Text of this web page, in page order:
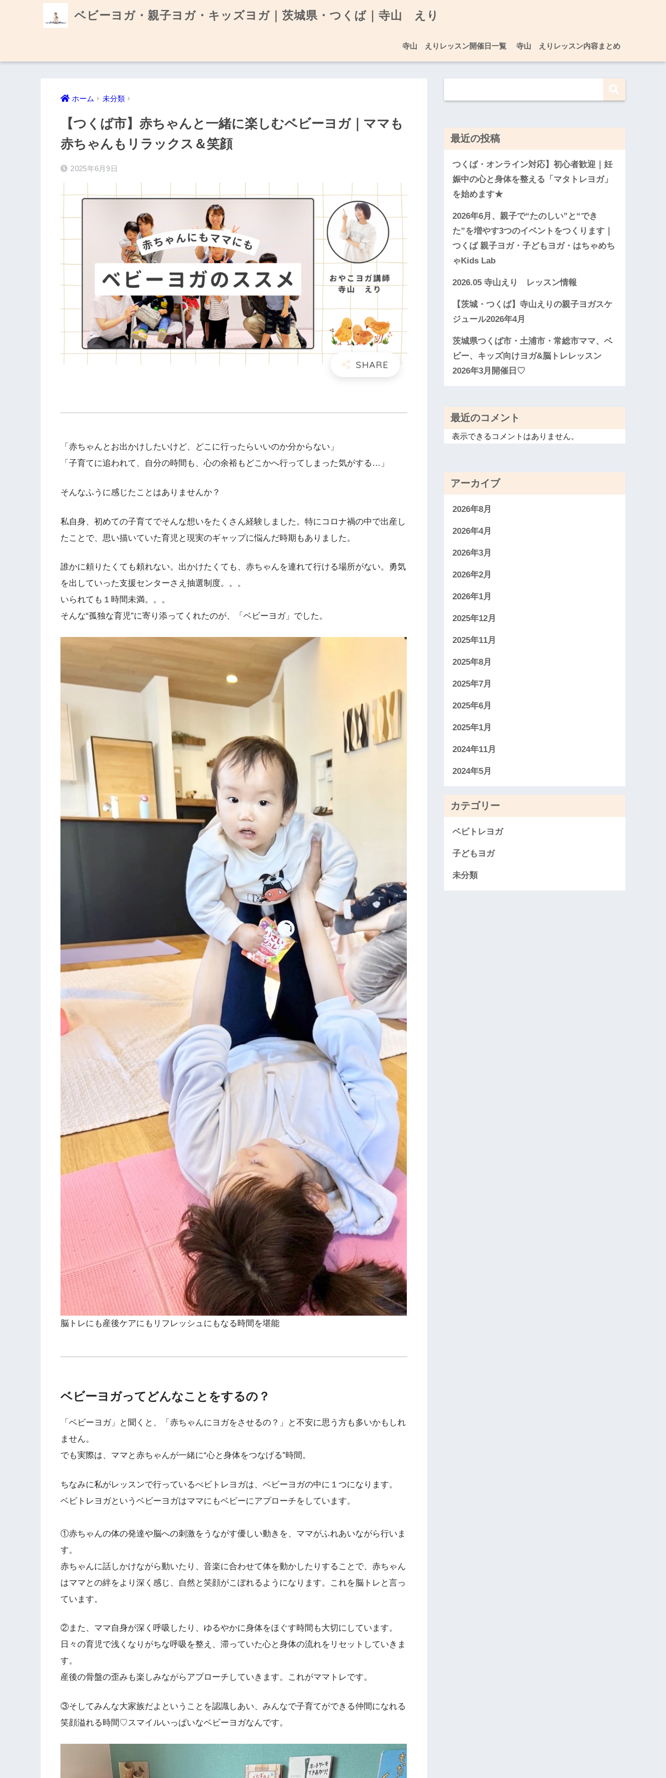
ベビーヨガ・親子ヨガ・キッズヨガ｜茨城県・つくば｜寺山 えり
寺山 えりレッスン開催日一覧 寺山 えりレッスン内容まとめ
ホーム 未分類
【つくば市】赤ちゃんと一緒に楽しむベビーヨガ｜ママも
赤ちゃんもリラックス＆笑顔
2025年6月9日
「赤ちゃんとお出かけしたいけど、どこに行ったらいいのか分からない」
「子育てに追われて、自分の時間も、心の余裕もどこかへ行ってしまった気がする…」
そんなふうに感じたことはありませんか？
私自身、初めての子育てでそんな想いをたくさん経験しました。特にコロナ禍の中で出産し
たことで、思い描いていた育児と現実のギャップに悩んだ時期もありました。
誰かに頼りたくても頼れない。出かけたくても、赤ちゃんを連れて行ける場所がない。勇気
を出していった支援センターさえ抽選制度。。。
いられても１時間未満。。。
そんな“孤独な育児”に寄り添ってくれたのが、「ベビーヨガ」でした。
脳トレにも産後ケアにもリフレッシュにもなる時間を堪能
ベビーヨガってどんなことをするの？
「ベビーヨガ」と聞くと、「赤ちゃんにヨガをさせるの？」と不安に思う方も多いかもしれ
ません。
でも実際は、ママと赤ちゃんが一緒に“心と身体をつなげる”時間。
ちなみに私がレッスンで行っているべビトレヨガは、ベビーヨガの中に１つになります。
ベビトレヨガというベビーヨガはママにもベビーにアプローチをしています。
①赤ちゃんの体の発達や脳への刺激をうながす優しい動きを、ママがふれあいながら行いま
す。
赤ちゃんに話しかけながら動いたり、音楽に合わせて体を動かしたりすることで、赤ちゃん
はママとの絆をより深く感じ、自然と笑顔がこぼれるようになります。これを脳トレと言っ
ています。
②また、ママ自身が深く呼吸したり、ゆるやかに身体をほぐす時間も大切にしています。
日々の育児で浅くなりがちな呼吸を整え、滞っていた心と身体の流れをリセットしていきま
す。
産後の骨盤の歪みも楽しみながらアプローチしていきます。これがママトレです。
③そしてみんな大家族だよということを認識しあい、みんなで子育てができる仲間になれる
笑顔溢れる時間♡スマイルいっぱいなベビーヨガなんです。
最近の投稿
つくば・オンライン対応】初心者歓迎｜妊
娠中の心と身体を整える「マタトレヨガ」
を始めます★
2026年6月、親子で“たのしい”と“でき
た”を増やす3つのイベントをつくります｜
つくば 親子ヨガ・子どもヨガ・はちゃめち
ゃKids Lab
2026.05 寺山えり レッスン情報
【茨城・つくば】寺山えりの親子ヨガスケ
ジュール2026年4月
茨城県つくば市・土浦市・常総市ママ、ベ
ビー、キッズ向けヨガ&脳トレレッスン
2026年3月開催日♡
最近のコメント
表示できるコメントはありません。
アーカイブ
2026年8月
2026年4月
2026年3月
2026年2月
2026年1月
2025年12月
2025年11月
2025年8月
2025年7月
2025年6月
2025年1月
2024年11月
2024年5月
カテゴリー
ベビトレヨガ
子どもヨガ
未分類